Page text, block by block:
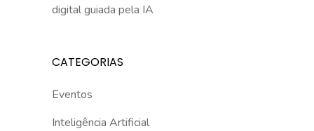
digital guiada pela IA
CATEGORIAS
Eventos
Inteligência Artificial